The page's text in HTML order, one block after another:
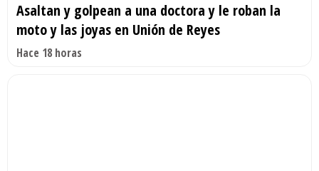
Asaltan y golpean a una doctora y le roban la
moto y las joyas en Unión de Reyes
Hace 18 horas